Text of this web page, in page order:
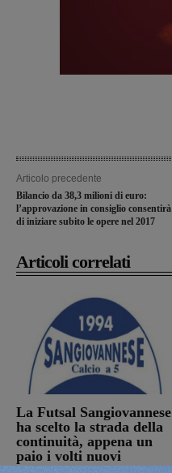
Articolo precedente
Bilancio da 38,3 milioni di euro:
l’approvazione in consiglio consentirà
di iniziare subito le opere nel 2017
Articoli correlati
La Futsal Sangiovannese
ha scelto la strada della
continuità, appena un
paio i volti nuovi